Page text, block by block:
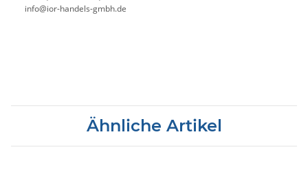
info@ior-handels-gmbh.de
Ähnliche Artikel